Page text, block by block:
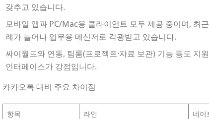
갖추고 있습니다.
모바일 앱과 PC/Mac용 클라이언트 모두 제공 중이며, 최
례가 늘어나 업무용 메신저로 각광받고 있습니다.
싸이월드와 연동, 팀룸(프로젝트·자료 보관) 기능 등도 지
인터페이스가 강점입니다.
카카오톡 대비 주요 차이점
항목 라인 네이